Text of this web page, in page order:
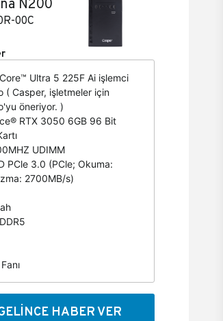
00C
Ultra 5 225F Ai işlemci
( Casper, işletmeler için
öneriyor. )
RTX 3050 6GB 96 Bit
UDIMM
PCle 3.0 (PCle; Okuma:
2700MB/s)
HABER VER